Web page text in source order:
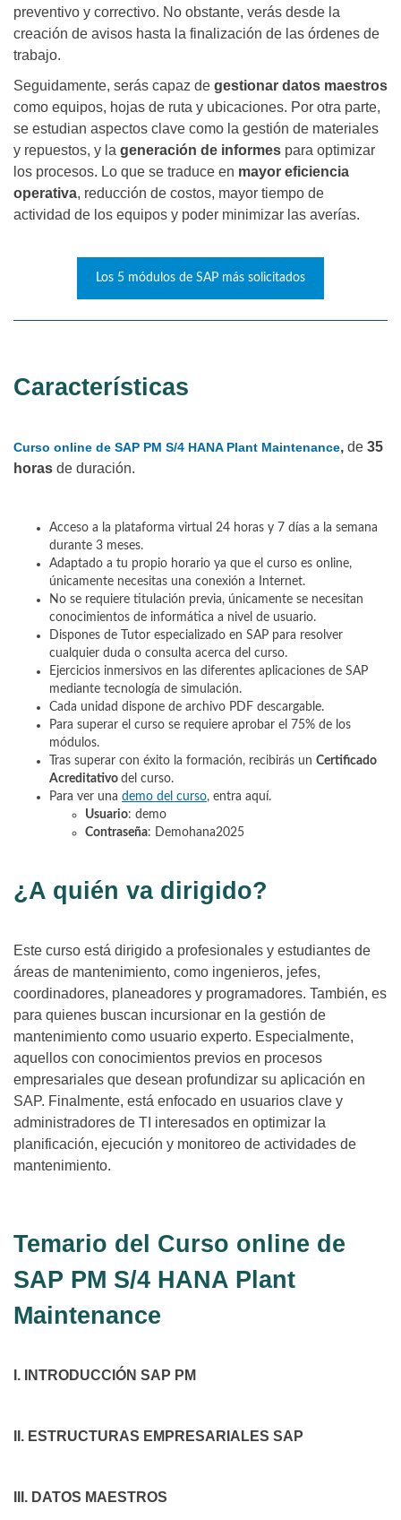
preventivo y correctivo. No obstante, verás desde la
creación de avisos hasta la finalización de las órdenes de
trabajo.
Seguidamente, serás capaz de gestionar datos maestros
como equipos, hojas de ruta y ubicaciones. Por otra parte,
se estudian aspectos clave como la gestión de materiales
y repuestos, y la generación de informes para optimizar
los procesos. Lo que se traduce en mayor eficiencia
operativa, reducción de costos, mayor tiempo de
actividad de los equipos y poder minimizar las averías.
Los 5 módulos de SAP más solicitados
Características
Curso online de SAP PM S/4 HANA Plant Maintenance, de 35
horas de duración.
Acceso a la plataforma virtual 24 horas y 7 días a la semana
durante 3 meses.
Adaptado a tu propio horario ya que el curso es online,
únicamente necesitas una conexión a Internet.
No se requiere titulación previa, únicamente se necesitan
conocimientos de informática a nivel de usuario.
Dispones de Tutor especializado en SAP para resolver
cualquier duda o consulta acerca del curso.
Ejercicios inmersivos en las diferentes aplicaciones de SAP
mediante tecnología de simulación.
Cada unidad dispone de archivo PDF descargable.
Para superar el curso se requiere aprobar el 75% de los
módulos.
Tras superar con éxito la formación, recibirás un Certificado
Acreditativo del curso.
Para ver una demo del curso, entra aquí.
Usuario: demo
Contraseña: Demohana2025
¿A quién va dirigido?
Este curso está dirigido a profesionales y estudiantes de
áreas de mantenimiento, como ingenieros, jefes,
coordinadores, planeadores y programadores. También, es
para quienes buscan incursionar en la gestión de
mantenimiento como usuario experto. Especialmente,
aquellos con conocimientos previos en procesos
empresariales que desean profundizar su aplicación en
SAP. Finalmente, está enfocado en usuarios clave y
administradores de TI interesados en optimizar la
planificación, ejecución y monitoreo de actividades de
mantenimiento.
Temario del Curso online de
SAP PM S/4 HANA Plant
Maintenance
I. INTRODUCCIÓN SAP PM
II. ESTRUCTURAS EMPRESARIALES SAP
III. DATOS MAESTROS